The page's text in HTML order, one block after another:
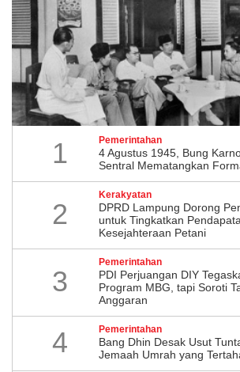
1 Pemerintahan
4 Agustus 1945, Bung
Sentral Mematangkan
2
Kerakyatan
DPRD Lampung Dorong
untuk Tingkatkan
Kesejahteraan Petani
3
Pemerintahan
PDI Perjuangan DIY
Program MBG, tapi Soroti
Anggaran
4 Pemerintahan
Bang Dhin Desak Usut
Jemaah Umrah yang